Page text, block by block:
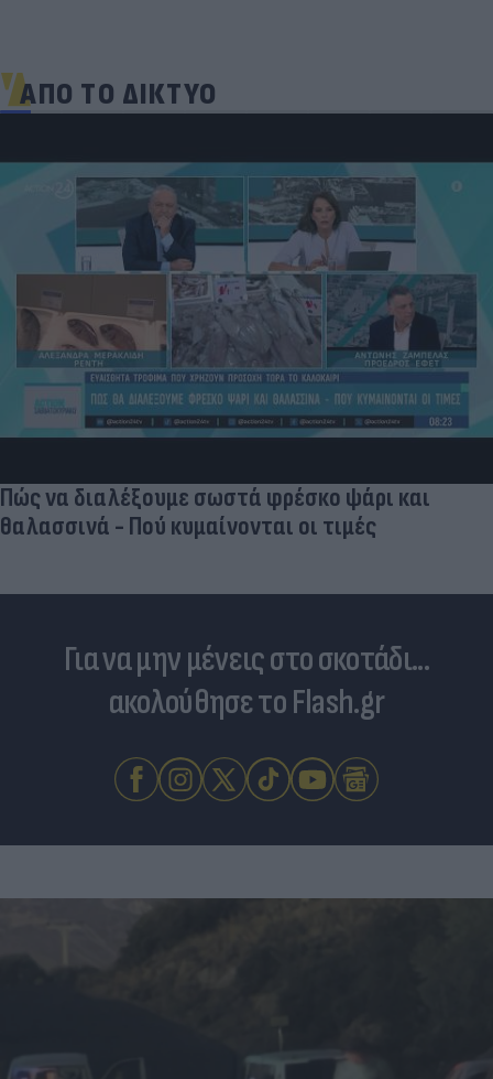
ΑΠΟ ΤΟ ΔΙΚΤΥΟ
Πώς να διαλέξουμε σωστά φρέσκο ψάρι και
θαλασσινά - Πού κυμαίνονται οι τιμές
Για να μην μένεις στο σκοτάδι...
ακολούθησε το Flash.gr